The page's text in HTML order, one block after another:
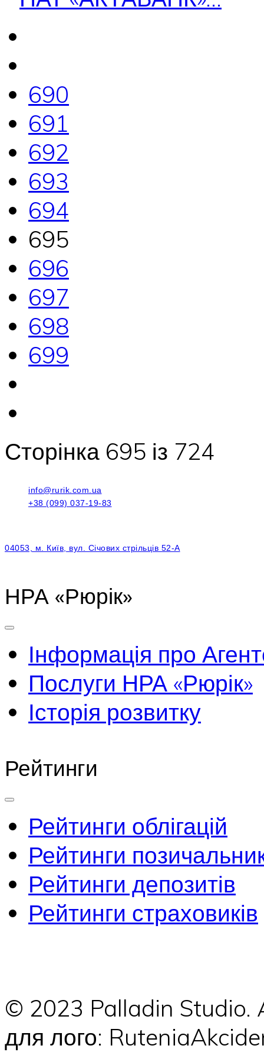
690
691
692
693
694
695
696
697
698
699
Сторінка 695 із 724
info@rurik.com.ua
+38 (099) 037-19-83
04053, м. Київ, вул. Січових стрільців 52-А
НРА «Рюрік»
Інформація про
Послуги НРА «Рюрік»
Історія розвитку
Рейтинги
Рейтинги облігацій
Рейтинги
Рейтинги депозитів
Рейтинги страховиків
© 2023 Palladin
для лого: